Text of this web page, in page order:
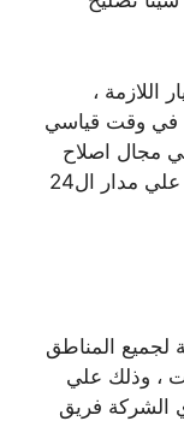
اللازمة ،
في وقت قياسي
مجال اصلاح
اعطال الثلاجات وبرادات المياه ، وذلك علي مدار ال24
لجميع المناطق
، وذلك علي
الشركة فريق